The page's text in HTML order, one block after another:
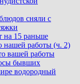
сняли с
на 15 раньше
нашей работы (ч. 2)
вашей работы
бывших
водородный